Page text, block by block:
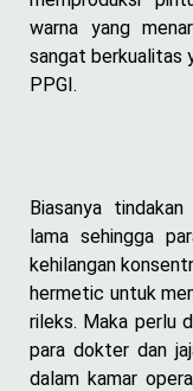
warna yang
sangat berkualitas
PPGI.
Biasanya
lama sehingga
kehilangan
hermetic untuk
rileks. Maka perlu
para dokter dan
dalam kamar